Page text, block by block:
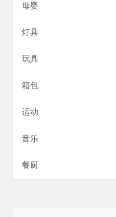
母婴
灯具
玩具
箱包
运动
音乐
餐厨